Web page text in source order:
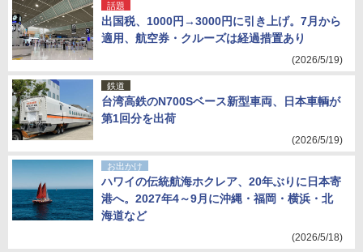
話題
出国税、1000円→3000円に引き上げ。7月から
適用、航空券・クルーズは経過措置あり
(2026/5/19)
鉄道
台湾高鉄のN700Sベース新型車両、日本車輌が
第1回分を出荷
(2026/5/19)
お出かけ
ハワイの伝統航海ホクレア、20年ぶりに日本寄
港へ。2027年4～9月に沖縄・福岡・横浜・北
海道など
(2026/5/18)